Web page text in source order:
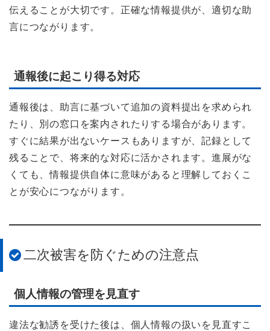
伝えることが大切です。正確な情報提供が、適切な助
言につながります。
通報後に起こり得る対応
通報後は、助言に基づいて追加の資料提出を求められ
たり、別の窓口を案内されたりする場合があります。
すぐに結果が出ないケースもありますが、記録として
残ることで、将来的な対応に活かされます。進展がな
くても、情報提供自体に意味があると理解しておくこ
とが安心につながります。
二次被害を防ぐための注意点
個人情報の管理を見直す
違法な勧誘を受けた後は、個人情報の扱いを見直すこ